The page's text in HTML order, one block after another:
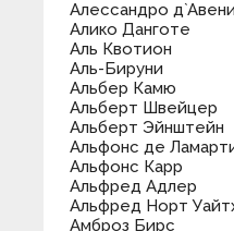
Алессандро
Алико Данготе
Аль Квотион
Аль-Бируни
Альбер Камю
Альберт Швейцер
Альберт Эйнштейн
Альфонс де
Альфонс Карр
Альфред Адлер
Альфред Норт
Амброз Бирс